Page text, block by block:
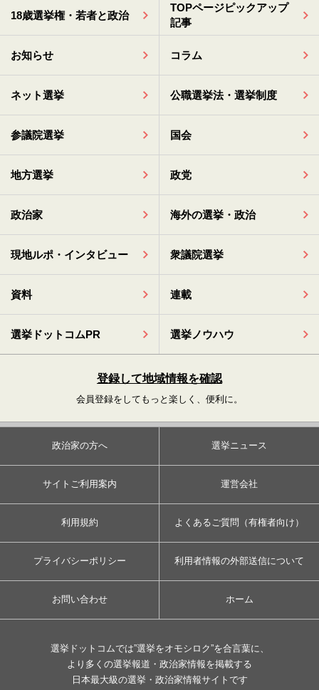
18歳選挙権・若者と政治
TOPページピックアップ
記事
お知らせ コラム
ネット選挙 公職選挙法・選挙制度
参議院選挙 国会
地方選挙 政党
政治家 海外の選挙・政治
現地ルポ・インタビュー 衆議院選挙
資料 連載
選挙ドットコムPR 選挙ノウハウ
登録して地域情報を確認
会員登録をしてもっと楽しく、便利に。
政治家の方へ 選挙ニュース
サイトご利用案内 運営会社
利用規約 よくあるご質問（有権者向け）
プライバシーポリシー 利用者情報の外部送信について
お問い合わせ ホーム
選挙ドットコムでは”選挙をオモシロク”を合言葉に、
より多くの選挙報道・政治家情報を掲載する
日本最大級の選挙・政治家情報サイトです